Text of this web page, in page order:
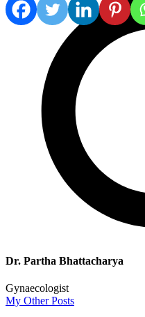
Dr. Partha Bhattacharya
Gynaecologist
My Other Posts